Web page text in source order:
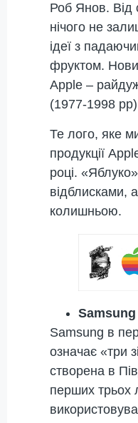
Роб Янов. Від
нічого не
ідеї з
фруктом.
Apple –
(1977-1998
Те лого, яке
продукції
році.
відблисками,
колишньою.
Samsung
Samsung в
означає «три
створена в
перших трьох